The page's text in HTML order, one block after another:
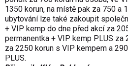
1350 korun, na místě pak za 750 a
ubytování lze také zakoupit
+ VIP kemp do dne před akcí za
permanentka + VIP kemp PLUS za
za 2250 korun s VIP kempem a
PLUS.